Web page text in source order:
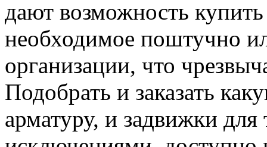
дают возможность
необходимое поштучно
организации, что
Подобрать и заказать
арматуру, и задвижки